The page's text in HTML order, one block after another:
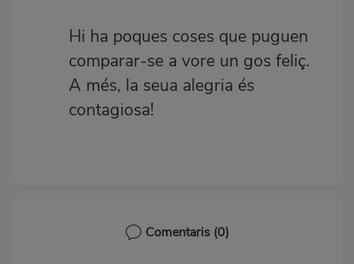
Hi ha poques coses que puguen
comparar-se a vore un gos feliç.
A més, la seua alegria és
contagiosa!
Comentaris (0)